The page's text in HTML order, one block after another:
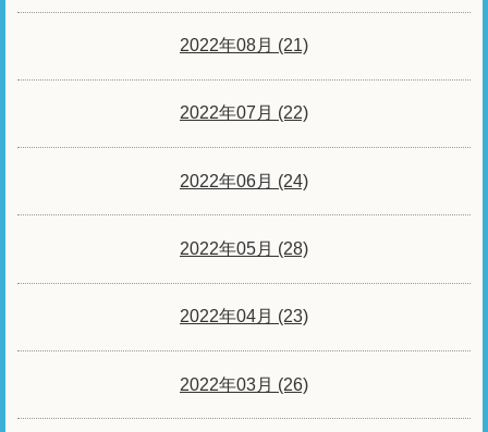
2022年08月 (21)
2022年07月 (22)
2022年06月 (24)
2022年05月 (28)
2022年04月 (23)
2022年03月 (26)